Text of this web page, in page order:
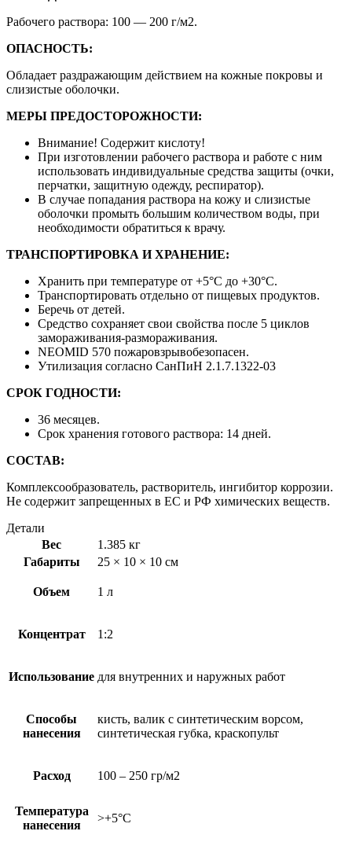
Рабочего раствора: 100 — 200 г/м2.
ОПАСНОСТЬ:
Обладает раздражающим действием на кожные покровы и
слизистые оболочки.
МЕРЫ ПРЕДОСТОРОЖНОСТИ:
Внимание! Содержит кислоту!
При изготовлении рабочего раствора и работе с ним
использовать индивидуальные средства защиты (очки,
перчатки, защитную одежду, респиратор).
В случае попадания раствора на кожу и слизистые
оболочки промыть большим количеством воды, при
необходимости обратиться к врачу.
ТРАНСПОРТИРОВКА И ХРАНЕНИЕ:
Хранить при температуре от +5°С до +30°С.
Транспортировать отдельно от пищевых продуктов.
Беречь от детей.
Средство сохраняет свои свойства после 5 циклов
замораживания-размораживания.
NEOMID 570 пожаровзрывобезопасен.
Утилизация согласно СанПиН 2.1.7.1322-03
СРОК ГОДНОСТИ:
36 месяцев.
Срок хранения готового раствора: 14 дней.
СОСТАВ:
Комплексообразователь, растворитель, ингибитор коррозии.
Не содержит запрещенных в ЕС и РФ химических веществ.
Детали
Вес
1.385 кг
Габариты
25 × 10 × 10 см
Объем 1 л
Концентрат 1:2
Использование для внутренних и наружных работ
Способы
нанесения
кисть, валик с синтетическим ворсом,
синтетическая губка, краскопульт
Расход 100 – 250 гр/м2
Температура
нанесения
>+5°C